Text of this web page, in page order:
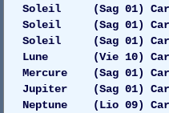
Soleil (Sag 01)
Soleil (Sag 01)
Soleil (Sag
Lune (Vie 10)
Mercure (Sag 01)
Jupiter (Sag 01)
Neptune (Lio 09)